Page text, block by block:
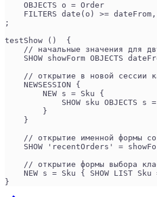
    OBJECTS o = Order
FILTERS date(o) >=
;
testShow ()  {
// начальные значения для
SHOW showForm OBJECTS
// открытие в новой сессии
    NEWSESSION {
        NEW s = Sku {
SHOW sku OBJECTS s
        }
    }
// открытие именной формы
SHOW 'recentOrders' =
// открытие формы выбора
NEW s = Sku { SHOW LIST Sku
}